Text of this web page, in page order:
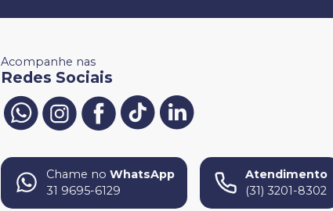
Acompanhe nas
Redes Sociais
Chame no WhatsApp
31 9695-6129
Atendimento
(31) 3201-8302